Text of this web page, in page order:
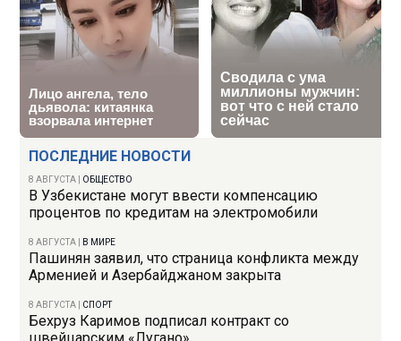
ПОСЛЕДНИЕ НОВОСТИ
8 АВГУСТА ОБЩЕСТВО
В Узбекистане могут ввести компенсацию
процентов по кредитам на электромобили
8 АВГУСТА В МИРЕ
Пашинян заявил, что страница конфликта между
Арменией и Азербайджаном закрыта
8 АВГУСТА СПОРТ
Бехруз Каримов подписал контракт со
швейцарским «Лугано»